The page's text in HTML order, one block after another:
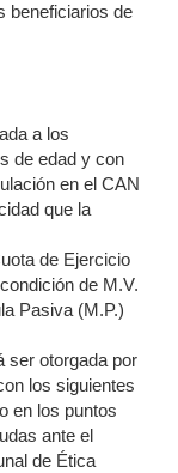
beneficiarios de
a los
de edad y con
en el CAN
que la
de Ejercicio
de M.V.
Pasiva (M.P.)
ser otorgada por
los siguientes
en los puntos
ante el
de Ética